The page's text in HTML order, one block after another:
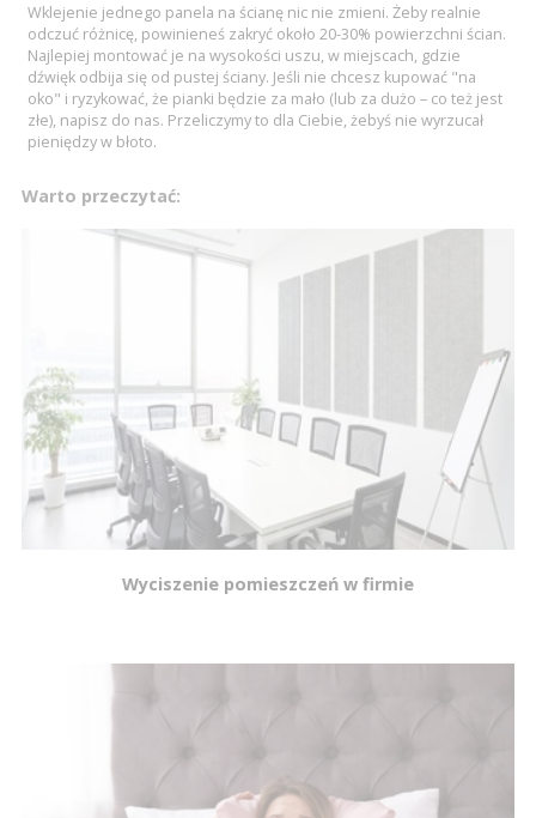
Wklejenie jednego panela na ścianę nic nie zmieni. Żeby realnie
odczuć różnicę, powinieneś zakryć około 20-30% powierzchni ścian.
Najlepiej montować je na wysokości uszu, w miejscach, gdzie
dźwięk odbija się od pustej ściany. Jeśli nie chcesz kupować "na
oko" i ryzykować, że pianki będzie za mało (lub za dużo – co też jest
złe), napisz do nas. Przeliczymy to dla Ciebie, żebyś nie wyrzucał
pieniędzy w błoto.
Warto przeczytać:
Wyciszenie pomieszczeń w firmie